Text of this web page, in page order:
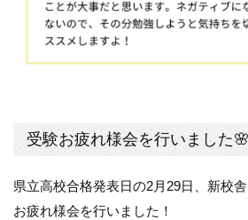
受験お疲れ様会を行いました🌸
県立高校合格発表日の2月29日、新校
お疲れ様会を行いました！